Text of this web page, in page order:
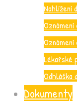
Nahlížení
Oznámení
Lékařské
Odhláška
Dokumenty